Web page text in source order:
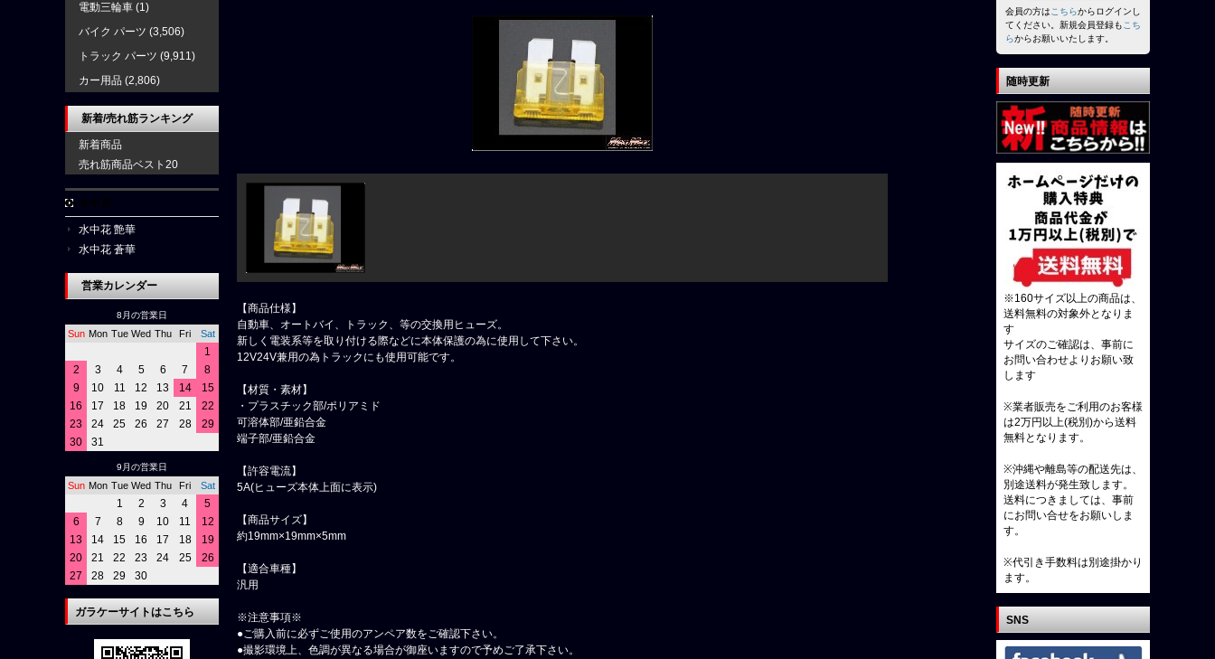
【商品仕様】
自動車、オートバイ、トラック、等の交換用ヒューズ。
新しく電装系等を取り付ける際などに本体保護の為に使用して下さい。
12V24V兼用の為トラックにも使用可能です。
【材質・素材】
・プラスチック部/ポリアミド
可溶体部/亜鉛合金
端子部/亜鉛合金
【許容電流】
5A(ヒューズ本体上面に表示)
【商品サイズ】
約19mm×19mm×5mm
【適合車種】
汎用
※注意事項※
●ご購入前に必ずご使用のアンペア数をご確認下さい。
●撮影環境上、色調が異なる場合が御座いますので予めご了承下さい。
電動三輪車 (1)
バイク パーツ (3,506)
トラック パーツ (9,911)
カー用品 (2,806)
新着/売れ筋ランキング
新着商品
売れ筋商品ベスト20
水中花 艶華
水中花 蒼華
営業カレンダー
8月の営業日
Sun Mon Tue Wed Thu Fri Sat
1
2
3 4 5 6 7
8
9
10 11 12 13 14
15
16
17 18 19 20 21
22
23
24 25 26 27 28
29
30
31
9月の営業日
Sun Mon Tue Wed Thu Fri Sat
1 2 3 4
5
6
7 8 9 10 11
12
13
14 15 16 17 18
19
20
21 22 23 24 25
26
27
28 29 30
ガラケーサイトはこちら
会員の方はこちらからログインし
てください。新規会員登録もこち
らからお願いいたします。
随時更新
※160サイズ以上の商品は、
送料無料の対象外となりま
す
サイズのご確認は、事前に
お問い合わせよりお願い致
します
※業者販売をご利用のお客様
は2万円以上(税別)から送料
無料となります。
※沖縄や離島等の配送先は、
別途送料が発生致します。
送料につきましては、事前
にお問い合せをお願いしま
す。
※代引き手数料は別途掛かり
ます。
SNS